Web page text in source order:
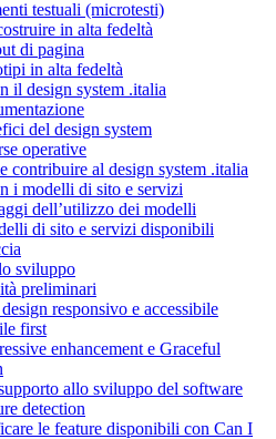
testuali (microtesti)
in alta fedeltà
di pagina
in alta fedeltà
il design system .italia
del design system
operative
contribuire al design system .italia
i modelli di sito e servizi
dell’utilizzo dei modelli
di sito e servizi disponibili
sviluppo
preliminari
responsivo e accessibile
first
enhancement e Graceful
allo sviluppo del software
detection
le feature disponibili con Can I